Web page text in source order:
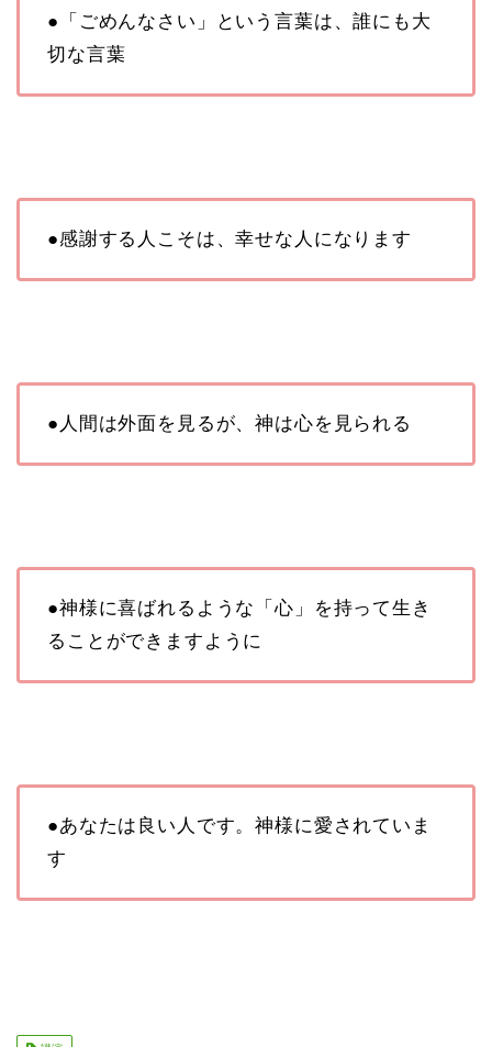
●「ごめんなさい」という言葉は、誰にも大
切な言葉
●感謝する人こそは、幸せな人になります
●人間は外面を見るが、神は心を見られる
●神様に喜ばれるような「心」を持って生き
ることができますように
●あなたは良い人です。神様に愛されていま
す